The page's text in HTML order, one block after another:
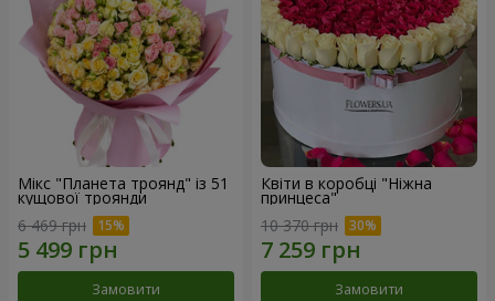
Мікс "Планета троянд" із 51
кущової троянди
6 469 грн
Замовити
Квіти в коробці "Ніжна
принцеса"
10 370 грн
Замовити